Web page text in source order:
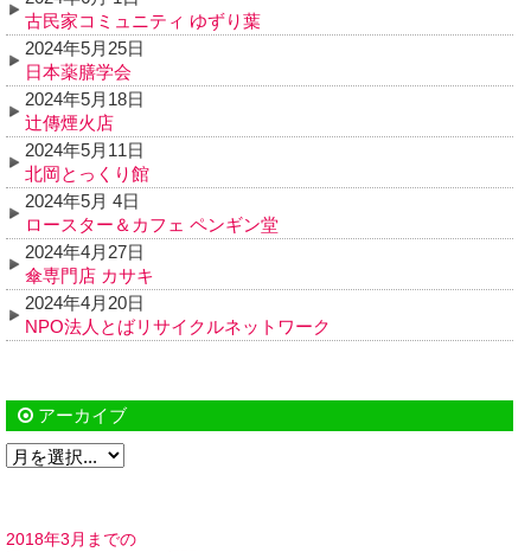
古民家コミュニティ ゆずり葉
2024年5月25日
日本薬膳学会
2024年5月18日
辻傳煙火店
2024年5月11日
北岡とっくり館
2024年5月 4日
ロースター＆カフェ ペンギン堂
2024年4月27日
傘専門店 カサキ
2024年4月20日
NPO法人とばリサイクルネットワーク
アーカイブ
2018年3月までの